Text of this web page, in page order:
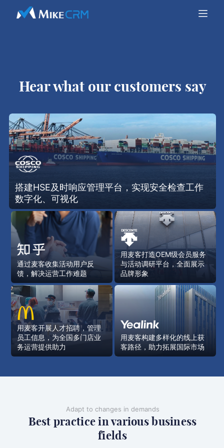
Hear what our customers say
搭建HSE及时响应管理平台，实现安全检查工作
数字化、可视化
通过麦客收集活动用户反
馈，解决运营工作难题
用麦客打造OEM级会员服务
与活动调研平台，全面展示
品牌形象
用麦客开展人才招聘，管理
员工信息，为全国多门店业
务运营提供助力
用麦客构建多样化的线上获
客路径，助力拓展国际市场
Adapt to changes in demands
Best practice in various business
fields